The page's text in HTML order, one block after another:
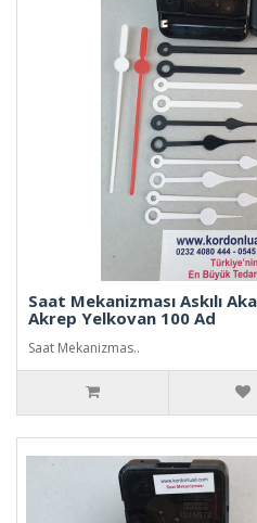
Saat Mekanizması Askılı
Akrep Yelkovan 100 Ad
Saat Mekanizmas..